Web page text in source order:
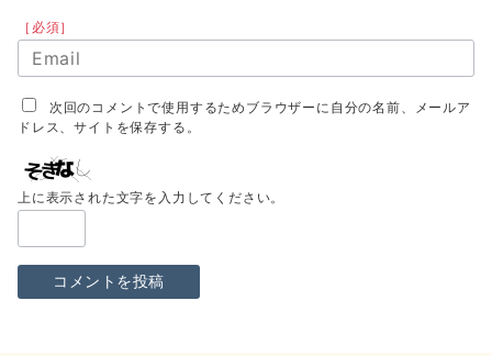
［必須］
次回のコメントで使用するためブラウザーに自分の名前、メールア
ドレス、サイトを保存する。
上に表示された文字を入力してください。